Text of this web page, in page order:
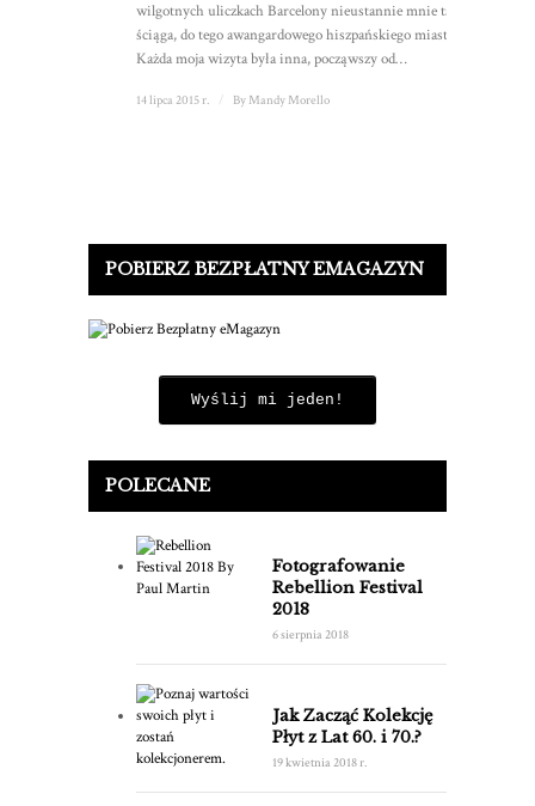
wilgotnych uliczkach Barcelony nieustannie mnie tam
ściąga, do tego awangardowego hiszpańskiego miasta.
Każda moja wizyta była inna, począwszy od…
14 lipca 2015 r. By Mandy Morello
POBIERZ BEZPŁATNY EMAGAZYN
Wyślij mi jeden!
POLECANE
Fotografowanie
Rebellion Festival
2018
6 sierpnia 2018
Jak Zacząć Kolekcję
Płyt z Lat 60. i 70.?
19 kwietnia 2018 r.